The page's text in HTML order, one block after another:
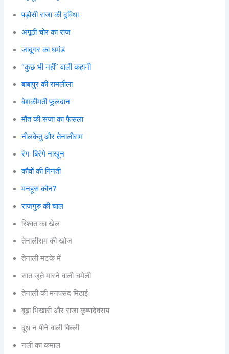
पड़ोसी राजा की दुविधा
अंगूठी चोर का राज
जादूगर का घमंड
“कुछ भी नहीं” वाली कहानी
बाबापुर की रामलीला
बेशकीमती फूलदान
मौत की सजा का फैसला
नीलकेतु और तेनालीराम
रंग-बिरंगे नाखून
कौवों की गिनती
मनहूस कौन?
राजगुरु की चाल
रिश्वत का खेल
तेनालीराम की खोज
तेनाली मटके में
सात जूते मारने वाली चमेली
तेनाली की मनपसंद मिठाई
बूढ़ा भिखारी और राजा कृष्णदेवराय
दूध न पीने वाली बिल्ली
नली का कमाल